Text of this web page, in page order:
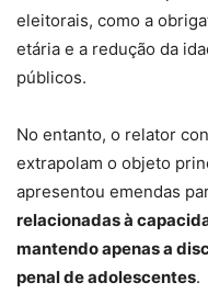
eleitorais, como a
etária e a redução da
públicos.
No entanto, o relator
extrapolam o objeto
apresentou emendas
relacionadas à
mantendo apenas a
penal de adolescentes.